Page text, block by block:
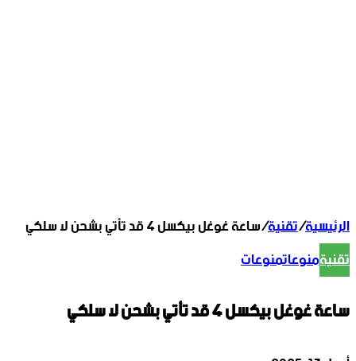
الرئيسية/تقنية/ساعة غوغل بيكسل 4 قد تأتي بشحن لا سلكي
تقنيةمنوعاتمنوعات
ساعة غوغل بيكسل 4 قد تأتي بشحن لا سلكي